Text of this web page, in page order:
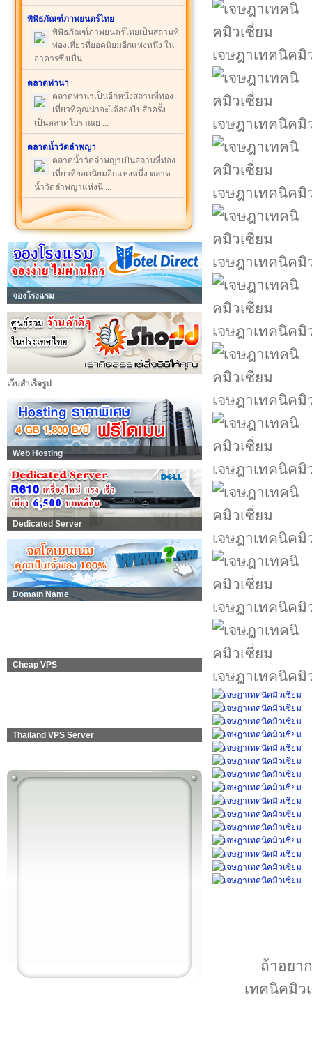
พิพิธภัณฑ์ภาพยนตร์ไทย
พิพิธภัณฑ์ภาพยนตร์ไทยเป็นสถานที่
ท่องเที่ยวที่ยอดนิยมอีกแห่งหนึ่ง ใน
อาคารซึ่งเป็น ...
ตลาดท่านา
ตลาดท่านาเป็นอีกหนึ่งสถานที่ท่อง
เที่ยวที่คุณน่าจะได้ลองไปสักครั้ง
เป็นตลาดโบราณย ...
ตลาดน้ำวัดลำพญา
ตลาดน้ำวัดลำพญาเป็นสถานที่ท่อง
เที่ยวที่ยอดนิยมอีกแห่งหนึ่ง ตลาด
น้ำวัดลำพญาแห่งนี ...
จองโรงแรม
เว็บสำเร็จรูป
Web Hosting
Dedicated Server
Domain Name
Cheap VPS
Thailand VPS Server
เจษฎาเทคนิคมิ
เจษฎาเทคนิคมิ
เจษฎาเทคนิคมิ
เจษฎาเทคนิคมิ
เจษฎาเทคนิคมิ
เจษฎาเทคนิคมิ
เจษฎาเทคนิคมิ
เจษฎาเทคนิคมิ
เจษฎาเทคนิคมิ
เจษฎาเทคนิคมิ
ถ้าอยา
เทคนิคมิว